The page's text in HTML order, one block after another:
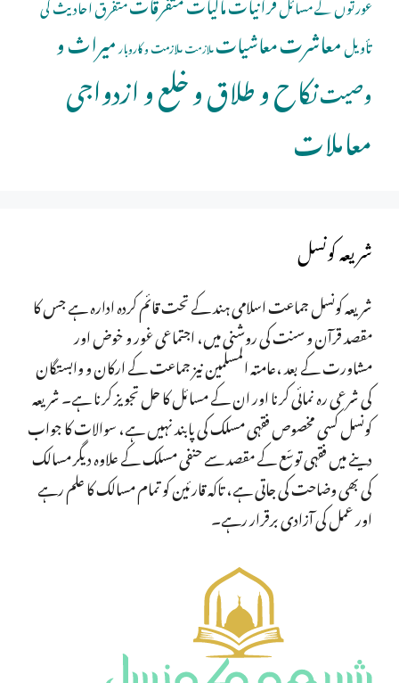
تأویلمعاشرتمعاشیاتملازمتملازمت و کاروبارمیراث و
وصیتنکاح و طلاق و خلع و ازدواجی
معاملات
شریعہ کونسل
شریعہ کونسل جماعت اسلامی ہند کے تحت قائم کردہ ادارہ ہے جس کا
مقصد قرآن و سنت کی روشنی میں، اجتماعی غور و خوض اور
مشاورت کے بعد ،عامتہ المسلمین نیز جماعت کے ارکان و وابستگان
کی شرعی رہ نمائی کرنا اور ان کے مسائل کا حل تجویز کرنا ہے۔ شریعہ
کونسل کسی مخصوص فقہی مسلک کی پابند نہیں ہے، سوالات کا جواب
دینے میں فقہی توسّع کے مقصد سے حنفی مسلک کے علاوہ دیگر مسالک
کی بھی وضاحت کی جاتی ہے، تاکہ قارئین کو تمام مسالک کا علم رہے
اور عمل کی آزادی برقرار رہے۔